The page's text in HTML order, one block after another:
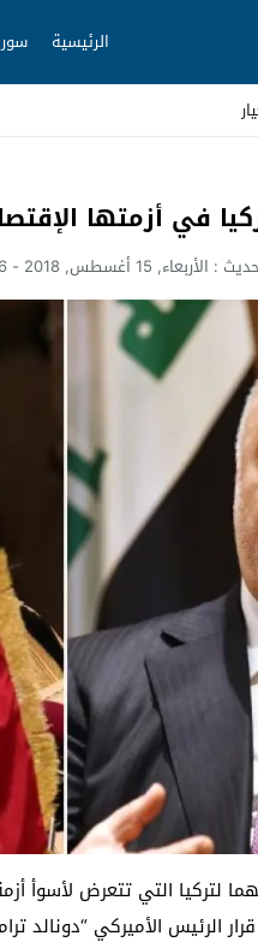
الرئيسية
في أزمتها
: الأربعاء, 15 أغسطس, 2018 - 11:06 مساءً
لتركيا التي تتعرض لأسوأ
الرئيس الأميركي “دونالد